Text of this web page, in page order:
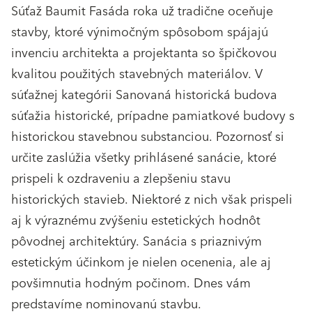
Súťaž Baumit Fasáda roka už tradične oceňuje
stavby, ktoré výnimočným spôsobom spájajú
invenciu architekta a projektanta so špičkovou
kvalitou použitých stavebných materiálov. V
súťažnej kategórii Sanovaná historická budova
súťažia historické, prípadne pamiatkové budovy s
historickou stavebnou substanciou. Pozornosť si
určite zaslúžia všetky prihlásené sanácie, ktoré
prispeli k ozdraveniu a zlepšeniu stavu
historických stavieb. Niektoré z nich však prispeli
aj k výraznému zvýšeniu estetických hodnôt
pôvodnej architektúry. Sanácia s priaznivým
estetickým účinkom je nielen ocenenia, ale aj
povšimnutia hodným počinom. Dnes vám
predstavíme nominovanú stavbu.